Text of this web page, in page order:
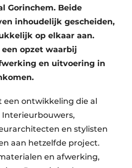
Gorinchem. Beide
inhoudelijk gescheiden,
op elkaar aan.
opzet waarbij
en uitvoering in
een ontwikkeling die al
Interieurbouwers,
en stylisten
aan hetzelfde project.
en afwerking,